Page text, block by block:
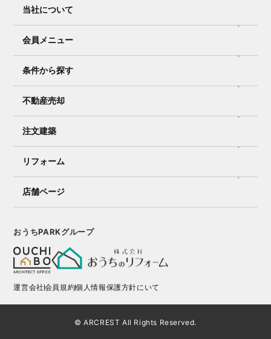
当社について
会員メニュー
条件から探す
不動産売却
注文建築
リフォーム
店舗ページ
おうちPARKグループ
運営会社会員規約個人情報保護方針にいて
© ARCREST All Rights Reserved.